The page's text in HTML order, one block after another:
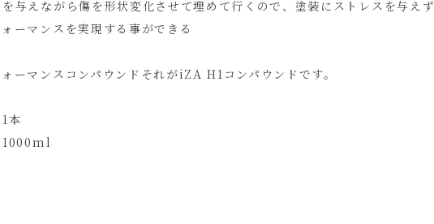
与えながら傷を形状変化させて埋めて行くので、塗装にストレスを与えず
ーマンスを実現する事ができる
ーマンスコンパウンドそれがiZA H1コンパウンドです。
本
1000ml